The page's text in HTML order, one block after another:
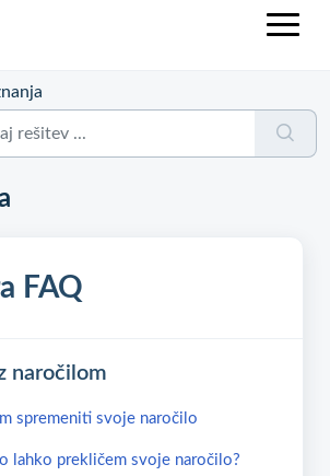
FAQ
naročilom
spremeniti svoje naročilo
lahko prekličem svoje naročilo?